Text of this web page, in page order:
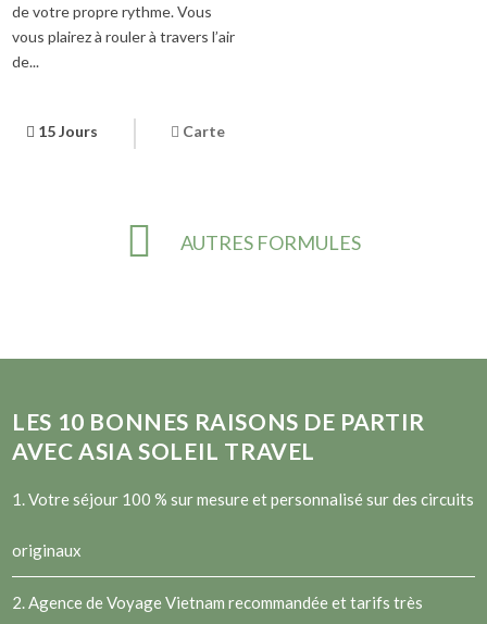
de votre propre rythme. Vous
vous plairez à rouler à travers l’air
de...
15 Jours Carte
AUTRES FORMULES
LES 10 BONNES RAISONS DE PARTIR
AVEC ASIA SOLEIL TRAVEL
1. Votre séjour 100 % sur mesure et personnalisé sur des circuits
originaux
2.Agence de Voyage Vietnam recommandée et tarifs très